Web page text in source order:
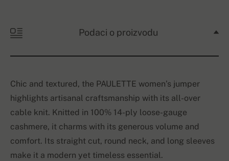
Podaci o proizvodu
Chic and textured, the PAULETTE women’s jumper
highlights artisanal craftsmanship with its all-over
cable knit. Knitted in 100% 14-ply loose-gauge
cashmere, it charms with its generous volume and
comfort. Its straight cut, round neck, and long sleeves
make it a modern yet timeless essential.